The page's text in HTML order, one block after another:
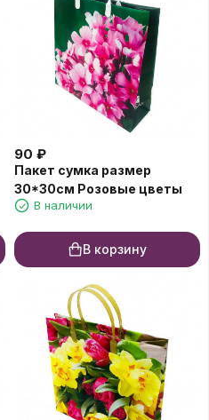
90 ₽
Пакет сумка размер
30*30см Розовые цветы
В наличии
В корзину